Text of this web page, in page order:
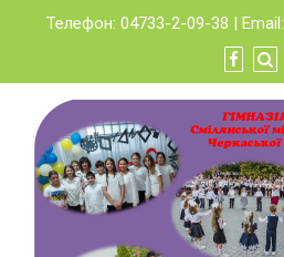
content
Телефон: 04733-2-09-38 | Email: